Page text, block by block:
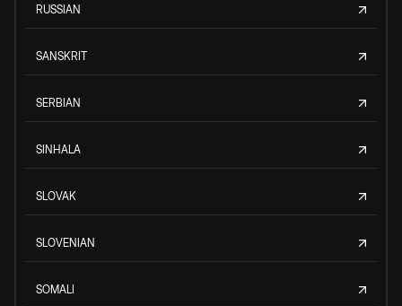
RUSSIAN
SANSKRIT
SERBIAN
SINHALA
SLOVAK
SLOVENIAN
SOMALI